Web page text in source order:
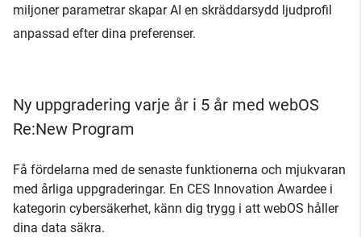
miljoner parametrar skapar AI en skräddarsydd ljudprofil
anpassad efter dina preferenser.
Ny uppgradering varje år i 5 år med webOS
Re:New Program
Få fördelarna med de senaste funktionerna och mjukvaran
med årliga uppgraderingar. En CES Innovation Awardee i
kategorin cybersäkerhet, känn dig trygg i att webOS håller
dina data säkra.